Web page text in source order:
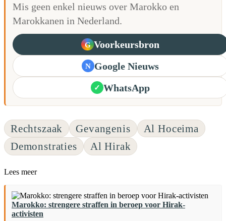
Mis geen enkel nieuws over Marokko en
Marokkanen in Nederland.
G Voorkeursbron
N Google Nieuws
✓ WhatsApp
Rechtszaak Gevangenis
Al Hoceima
Demonstraties
Al Hirak
Lees meer
Marokko: strengere straffen in beroep voor Hirak-
activisten